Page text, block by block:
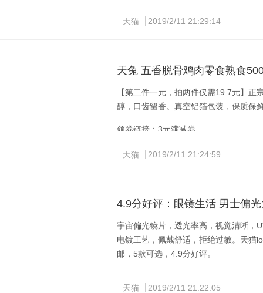
手机端复制整段标题，打开手机淘宝
天猫 2019/2/11 21:29:14
天兔 五香脱骨鸡肉零食熟食
【第二件一元，拍两件仅需19.7元】
醇，口齿留香。真空铝箔包装，保质保
领券链接：3元满减券
手机端复制整段标题，打开手机淘宝
天猫 2019/2/11 21:24:59
4.9分好评：眼镜生活 男士偏
宇宙偏光镜片，透光率高，视觉清晰，
电镀工艺，佩戴舒适，拒绝过敏。天猫
邮，5款可选，4.9分好评。
天猫 2019/2/11 21:22:05